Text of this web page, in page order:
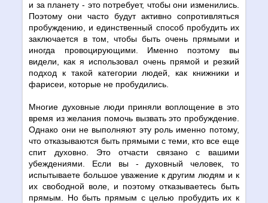
и за планету - это потребует, чтобы они изменились.
Поэтому они часто будут активно сопротивляться
пробуждению, и единственный способ пробудить их
заключается в том, чтобы быть очень прямыми и
иногда провоцирующими. Именно поэтому вы
видели, как я использовал очень прямой и резкий
подход к такой категории людей, как книжники и
фарисеи, которые не пробудились.
Многие духовные люди приняли воплощение в это
время из желания помочь вызвать это пробуждение.
Однако они не выполняют эту роль именно потому,
что отказываются быть прямыми с теми, кто все еще
спит духовно. Это отчасти связано с вашими
убеждениями. Если вы - духовный человек, то
испытываете большое уважение к другим людям и к
их свободной воле, и поэтому отказываетесь быть
прямым. Но быть прямым с целью пробудить их к